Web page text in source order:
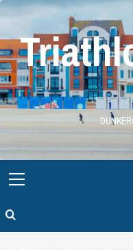
Skip
content
Menu